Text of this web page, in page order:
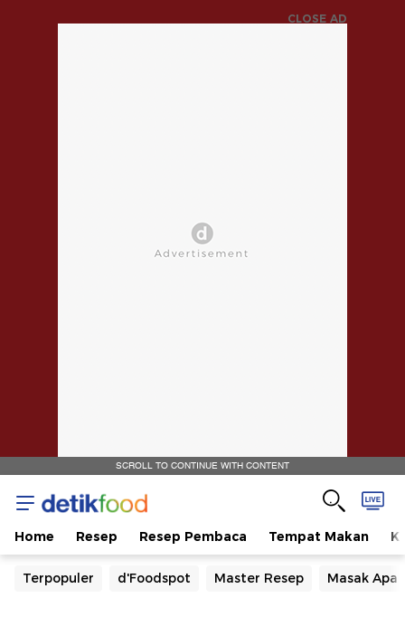
CLOSE AD
SCROLL TO CONTINUE WITH CONTENT
Home Resep Resep Pembaca Tempat Makan
Terpopuler d'Foodspot Master Resep Masak Apa